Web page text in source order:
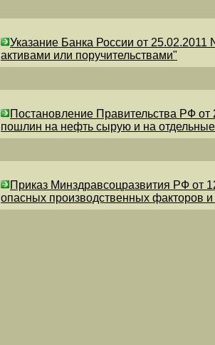
Указание Банка России от
активами или поручительствами"
Постановление Правительства РФ
пошлин на нефть сырую и на
Приказ Минздравсоцразвития РФ от
опасных производственных факторов